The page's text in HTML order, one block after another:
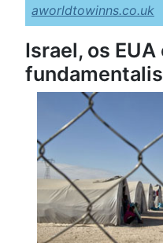
aworldtowinns.co.uk
Israel, os EUA